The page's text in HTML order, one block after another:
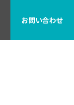
お問い合わせ